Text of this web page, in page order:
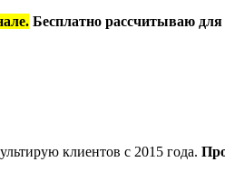
Бесплатно рассчитываю
клиентов с 2015 года.